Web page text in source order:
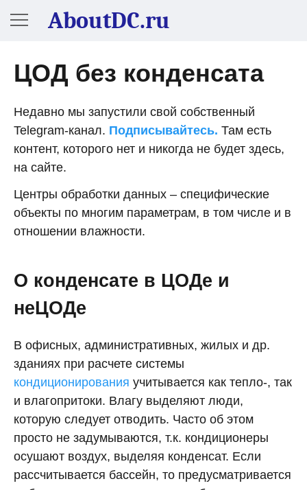
AboutDC.ru
ЦОД без конденсата
Недавно мы запустили свой собственный
Telegram-канал. Подписывайтесь. Там есть
контент, которого нет и никогда не будет здесь,
на сайте.
Центры обработки данных – специфические
объекты по многим параметрам, в том числе и в
отношении влажности.
О конденсате в ЦОДе и
неЦОДе
В офисных, административных, жилых и др.
зданиях при расчете системы
кондиционирования учитывается как тепло-, так
и влагопритоки. Влагу выделяют люди,
которую следует отводить. Часто об этом
просто не задумываются, т.к. кондиционеры
осушают воздух, выделяя конденсат. Если
рассчитывается бассейн, то предусматривается